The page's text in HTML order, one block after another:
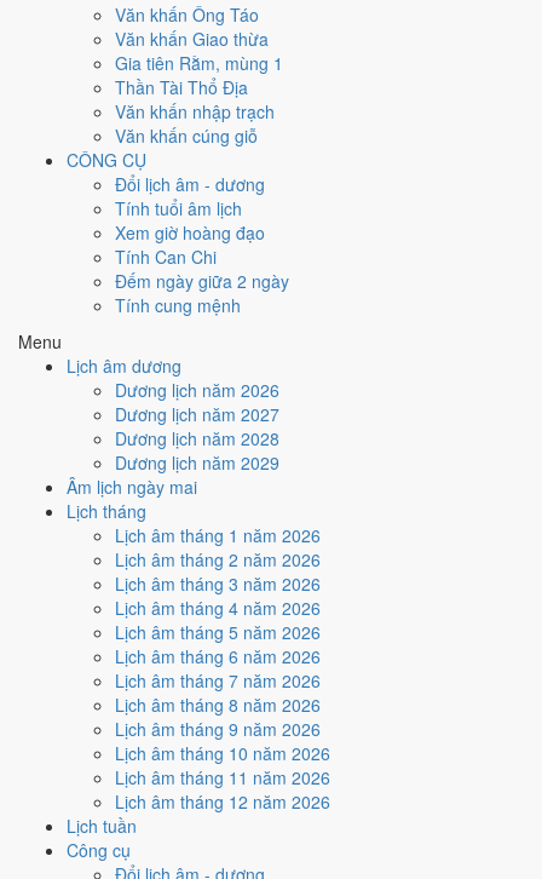
Văn khấn Ông Táo
Văn khấn Giao thừa
Gia tiên Rằm, mùng 1
Thần Tài Thổ Địa
Văn khấn nhập trạch
Văn khấn cúng giỗ
CÔNG CỤ
Đổi lịch âm - dương
Tính tuổi âm lịch
Xem giờ hoàng đạo
Tính Can Chi
Đếm ngày giữa 2 ngày
Tính cung mệnh
Menu
Lịch âm dương
Dương lịch năm 2026
Dương lịch năm 2027
Dương lịch năm 2028
Dương lịch năm 2029
Âm lịch ngày mai
Lịch tháng
Lịch âm tháng 1 năm 2026
Lịch âm tháng 2 năm 2026
Lịch âm tháng 3 năm 2026
Lịch âm tháng 4 năm 2026
Lịch âm tháng 5 năm 2026
Lịch âm tháng 6 năm 2026
Lịch âm tháng 7 năm 2026
Lịch âm tháng 8 năm 2026
Lịch âm tháng 9 năm 2026
Lịch âm tháng 10 năm 2026
Lịch âm tháng 11 năm 2026
Lịch âm tháng 12 năm 2026
Lịch tuần
Công cụ
Đổi lịch âm - dương
Trung bình
Cưới hỏi - đính hôn hôm nay ở
Hắc Đạogây bất lợi.
Cách tính ngày tốt
Khai trương - mở cửa hàng
4 /10Trung bình
Khai trương - mở cửa hàng hôm nay ở
Ngày Hắc Đạogây bất lợi.
Cách tính ngày tốt
Ký hợp đồng - giao ước
Tốt
Ký hợp đồng - giao ước hôm nay ở
Thâu
Cách tính ngày tốt
Động thổ - khởi công
Trung bình
Động thổ - khởi công hôm nay ở
Ngày Hắc Đạogây bất lợi.
Cách tính ngày tốt
Nhập trạch - vào nhà mới
Trung bình
Nhập trạch - vào nhà mới hôm nay ở
Ngày Hắc Đạogây bất lợi.
Cách tính ngày tốt
Mua xe - tậu xe
Trung bình
Mua xe - tậu xe hôm nay ởmức trung bình (4/10)
Hắc Đạogây bất lợi.
Cách tính ngày tốt
Xuất hành - đi xa
3
/10Xấu
Xuất hành - đi xa hôm nay ở
Ngày Hắc Đạogây bất lợi.